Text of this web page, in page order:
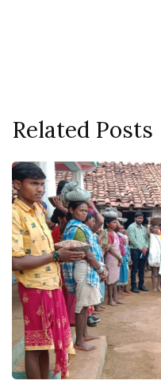
Related Posts